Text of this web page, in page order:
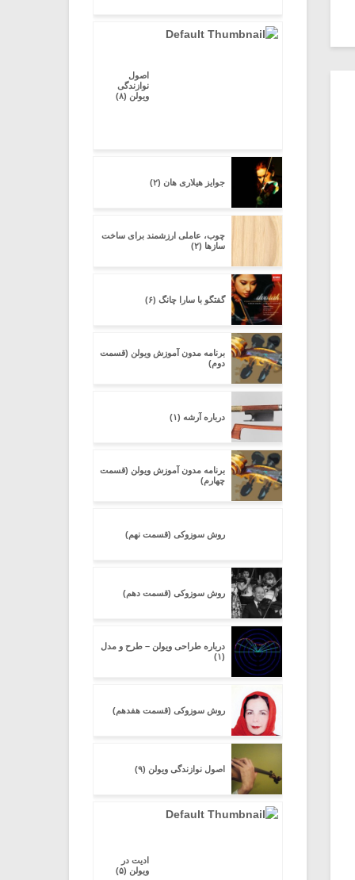
اصول
نوازندگی
ویولن (۸)
جوایز هیلاری هان (۲)
چوب، عاملی ارزشمند برای ساخت
سازها (۲)
گفتگو با سارا چانگ (۶)
برنامه مدون آموزش ویولن (قسمت
دوم)
درباره آرشه (۱)
برنامه مدون آموزش ویولن (قسمت
چهارم)
روش سوزوکی (قسمت نهم)
روش سوزوکی (قسمت دهم)
درباره طراحی ویولن – طرح و مدل
(۱)
روش سوزوکی (قسمت هفدهم)
اصول نوازندگی ویولن (۹)
ادیت در
ویولن (۵)